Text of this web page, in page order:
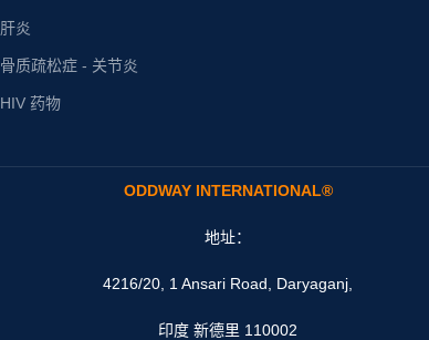
肝炎
骨质疏松症 - 关节炎
HIV 药物
ODDWAY INTERNATIONAL®
地址：
4216/20, 1 Ansari Road, Daryaganj,
印度 新德里 110002